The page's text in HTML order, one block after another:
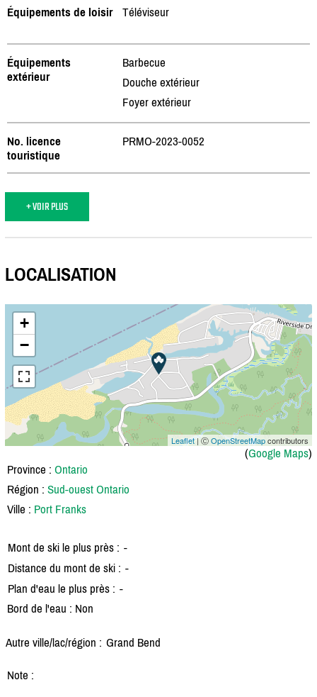
Équipements de loisir Téléviseur
Équipements
extérieur
Barbecue
Douche extérieur
Foyer extérieur
No. licence
touristique
PRMO-2023-0052
+ VOIR PLUS
LOCALISATION
+
−
Leaflet| ⒸOpenStreetMapcontributors
(Google Maps)
Province : Ontario
Région : Sud-ouest Ontario
Ville : Port Franks
Mont de ski le plus près : -
Distance du mont de ski : -
Plan d'eau le plus près : -
Bord de l'eau : Non
Autre ville/lac/région : Grand Bend
Note :